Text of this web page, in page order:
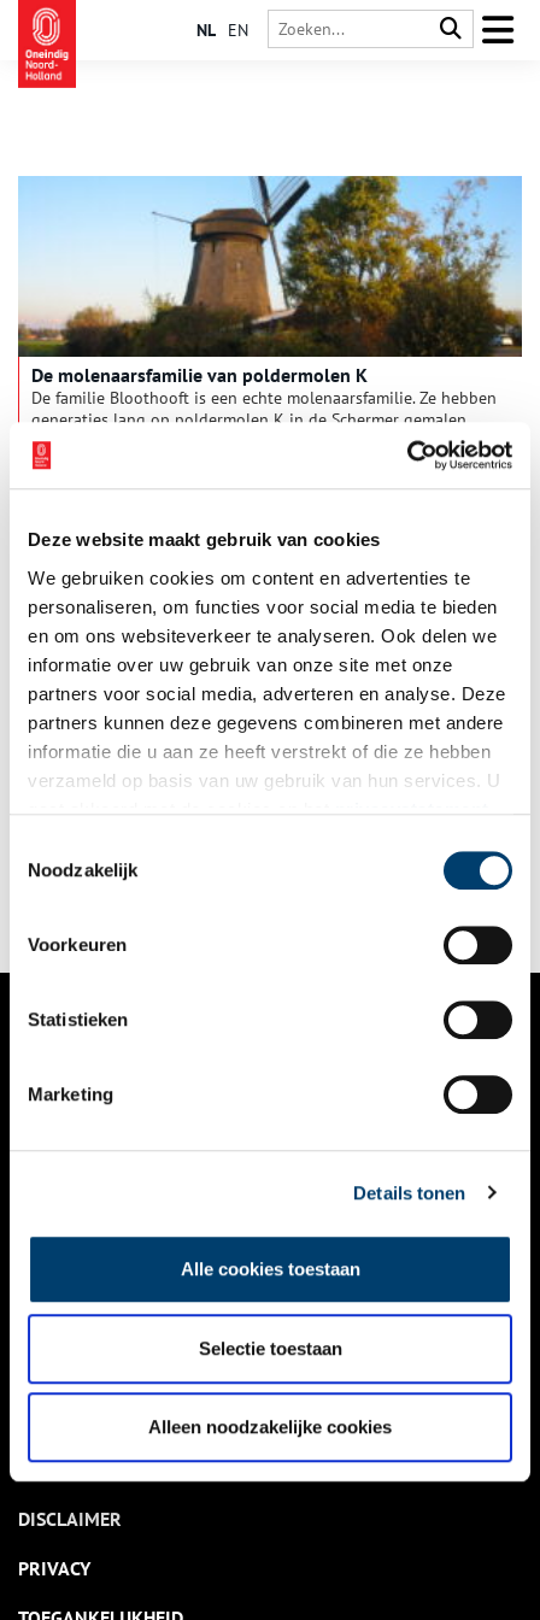
Deze website maakt gebruik van cookies
We gebruiken cookies om content en advertenties te
personaliseren, om functies voor social media te bieden
en om ons websiteverkeer te analyseren. Ook delen we
informatie over uw gebruik van onze site met onze
partners voor social media, adverteren en analyse. Deze
partners kunnen deze gegevens combineren met andere
informatie die u aan ze heeft verstrekt of die ze hebben
verzameld op basis van uw gebruik van hun services. U
Noodzakelijk
Voorkeuren
Statistieken
Marketing
Details tonen
Alle cookies toestaan
Selectie toestaan
Alleen noodzakelijke cookies
NL EN
De molenaarsfamilie van poldermolen K
De familie Bloothooft is een echte molenaarsfamilie. Ze hebben
generaties lang op poldermolen K in de Schermer gemalen.
Deze molen behoort in 1634 tot de eerst gebouwde
poldermolens, maar wordt in 1645 verplaatst binnen diezelfde
polder omdat hij niet effectief blijkt.
Zaanse schans
In 1574 werd onder bevel van de gouverneur van het
Noorderkwartier Diederik Sonoy (1529-1597) aan de
troepen. Het was een roerige periode sinds het uitbreken van
de Tachtigjarige Oorlog in 1568. Ook nadat vele steden zich
nog tot februari 1578 tot het nabijgelegen en Spaansgezinde
Amsterdam zich overgaf en onder invloed van de hervormde
NIEUWS
KALENDER
ACTIVITEITEN
NIEUWSBRIEF
DISCLAIMER
PRIVACY